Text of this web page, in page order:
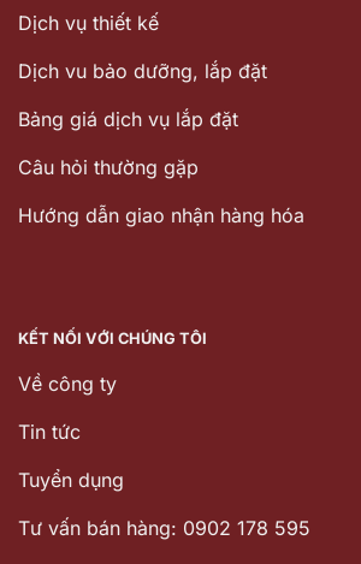
Dịch vụ thiết kế
Dịch vu bảo dưỡng, lắp đặt
Bảng giá dịch vụ lắp đặt
Câu hỏi thường gặp
Hướng dẫn giao nhận hàng hóa
KẾT NỐI VỚI CHÚNG TÔI
Về công ty
Tin tức
Tuyển dụng
Tư vấn bán hàng: 0902 178 595